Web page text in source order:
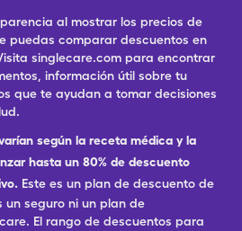
al mostrar los precios de
puedas comparar descuentos en
singlecare.com para encontrar
información útil sobre tu
que te ayudan a tomar decisiones
según la receta médica y la
hasta un 80% de descuento
Este es un plan de descuento de
un seguro ni un plan de
El rango de descuentos para